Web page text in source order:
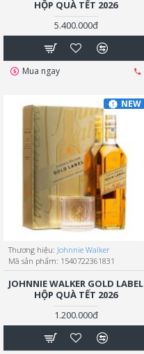
HỘP QUÀ TẾT 2026
5.400.000đ
Mua ngay
NEW
Thương hiệu: Johnnie Walker
Mã sản phẩm: 1540722361831
JOHNNIE WALKER GOLD LABEL
HỘP QUÀ TẾT 2026
1.200.000đ